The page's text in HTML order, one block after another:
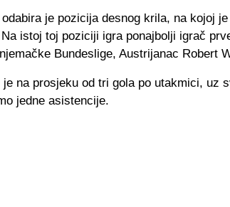
je pozicija desnog krila, na kojoj
istoj toj poziciji igra ponajbolji igrač
Bundeslige, Austrijanac Robert
na prosjeku od tri gola po utakmici, uz
jedne asistencije.